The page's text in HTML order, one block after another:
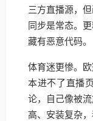
三方直播源，
同步是常态。
藏有恶意代码。
体育迷更惨。
本进不了直播
论，自己像被
高、安装复杂